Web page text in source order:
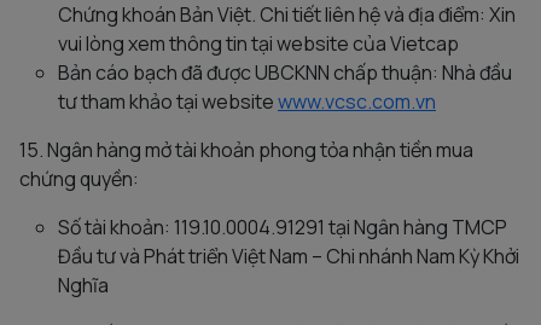
Chứng khoán Bản Việt. Chi tiết liên hệ và địa điểm: Xin
vui lòng xem thông tin tại website của Vietcap
Bản cáo bạch đã được UBCKNN chấp thuận: Nhà đầu
tư tham khảo tại websitewww.vcsc.com.vn
15. Ngân hàng mở tài khoản phong tỏa nhận tiền mua
chứng quyền:
Số tài khoản: 119.10.0004.91291 tại Ngân hàng TMCP
Đầu tư và Phát triển Việt Nam – Chi nhánh Nam Kỳ Khởi
Nghĩa